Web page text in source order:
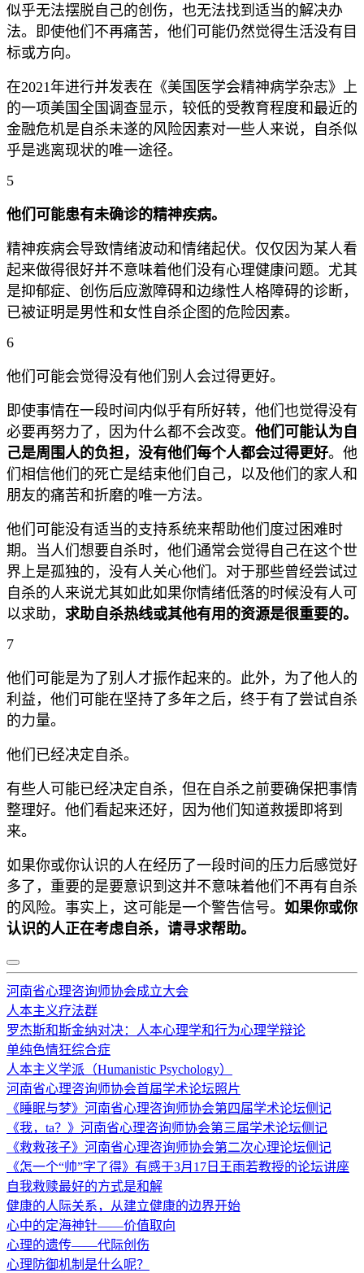
似乎无法摆脱自己的创伤，也无法找到适当的解决办
法。即使他们不再痛苦，他们可能仍然觉得生活没有目
标或方向。
在2021年进行并发表在《美国医学会精神病学杂志》上
的一项美国全国调查显示，较低的受教育程度和最近的
金融危机是自杀未遂的风险因素对一些人来说，自杀似
乎是逃离现状的唯一途径。
5
他们可能患有未确诊的精神疾病。
精神疾病会导致情绪波动和情绪起伏。仅仅因为某人看
起来做得很好并不意味着他们没有心理健康问题。尤其
是抑郁症、创伤后应激障碍和边缘性人格障碍的诊断，
已被证明是男性和女性自杀企图的危险因素。
6
他们可能会觉得没有他们别人会过得更好。
即使事情在一段时间内似乎有所好转，他们也觉得没有
必要再努力了，因为什么都不会改变。 他们可能认为自
己是周围人的负担，没有他们每个人都会过得更好。他
们相信他们的死亡是结束他们自己，以及他们的家人和
朋友的痛苦和折磨的唯一方法。
他们可能没有适当的支持系统来帮助他们度过困难时
期。当人们想要自杀时，他们通常会觉得自己在这个世
界上是孤独的，没有人关心他们。对于那些曾经尝试过
自杀的人来说尤其如此如果你情绪低落的时候没有人可
以求助， 求助自杀热线或其他有用的资源是很重要的。
7
他们可能是为了别人才振作起来的。此外，为了他人的
利益，他们可能在坚持了多年之后，终于有了尝试自杀
的力量。
他们已经决定自杀。
有些人可能已经决定自杀，但在自杀之前要确保把事情
整理好。他们看起来还好，因为他们知道救援即将到
来。
如果你或你认识的人在经历了一段时间的压力后感觉好
多了，重要的是要意识到这并不意味着他们不再有自杀
的风险。事实上，这可能是一个警告信号。 如果你或你
认识的人正在考虑自杀，请寻求帮助。
河南省心理咨询师协会成立大会
人本主义疗法群
罗杰斯和斯金纳对决：人本心理学和行为心理学辩论
单纯色情狂综合症
人本主义学派（Humanistic Psychology）
河南省心理咨询师协会首届学术论坛照片
《睡眠与梦》河南省心理咨询师协会第四届学术论坛侧记
《我，ta？》河南省心理咨询师协会第三届学术论坛侧记
《救救孩子》河南省心理咨询师协会第二次心理论坛侧记
《怎一个“帅”字了得》有感于3月17日王雨若教授的论坛讲座
自我救赎最好的方式是和解
健康的人际关系，从建立健康的边界开始
心中的定海神针——价值取向
心理的遗传——代际创伤
心理防御机制是什么呢？